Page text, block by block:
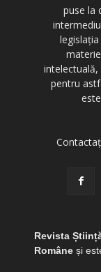
puse la
intelectuală,
pentru
Revista
Româneși